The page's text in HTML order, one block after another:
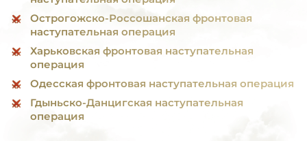
Острогожско-Россошанская фронтовая
наступательная операция
Харьковская фронтовая наступательная
операция
Одесская фронтовая наступательная операция
Гдыньско-Данцигская наступательная
операция